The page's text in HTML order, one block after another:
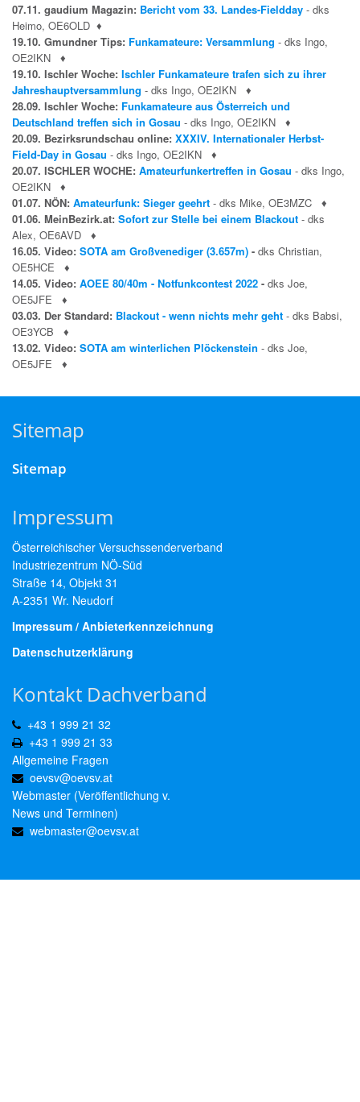
07.11. gaudium Magazin: Bericht vom 33. Landes-Fieldday - dks
Heimo, OE6OLD ♦
19.10. Gmundner Tips: Funkamateure: Versammlung - dks Ingo,
OE2IKN
♦
19.10. Ischler Woche: Ischler Funkamateure trafen sich zu ihrer
Jahreshauptversammlung - dks Ingo, OE2IKN
♦
28.09. Ischler Woche: Funkamateure aus Österreich und
Deutschland treffen sich in Gosau - dks Ingo, OE2IKN
♦
20.09. Bezirksrundschau online: XXXIV. Internationaler Herbst-
Field-Day in Gosau - dks Ingo, OE2IKN
♦
20.07. ISCHLER WOCHE: Amateurfunkertreffen in Gosau - dks Ingo,
OE2IKN
♦
01.07. NÖN: Amateurfunk: Sieger geehrt - dks Mike, OE3MZC
♦
01.06. MeinBezirk.at: Sofort zur Stelle bei einem Blackout - dks
Alex, OE6AVD ♦
16.05. Video: SOTA am Großvenediger (3.657m) - dks Christian,
OE5HCE
♦
14.05. Video: AOEE 80/40m - Notfunkcontest 2022 - dks Joe,
OE5JFE
♦
03.03. Der Standard: Blackout - wenn nichts mehr geht - dks Babsi,
OE3YCB
♦
13.02. Video: SOTA am winterlichen Plöckenstein - dks Joe,
OE5JFE
♦
Sitemap
Sitemap
Impressum
Österreichischer Versuchssenderverband
Industriezentrum NÖ-Süd
Straße 14, Objekt 31
A-2351 Wr. Neudorf
Impressum / Anbieterkennzeichnung
Datenschutzerklärung
Kontakt Dachverband
+43 1 999 21 32
+43 1 999 21 33
Allgemeine Fragen
oevsv@oevsv.at
Webmaster (Veröffentlichung v.
News und Terminen)
webmaster@oevsv.at